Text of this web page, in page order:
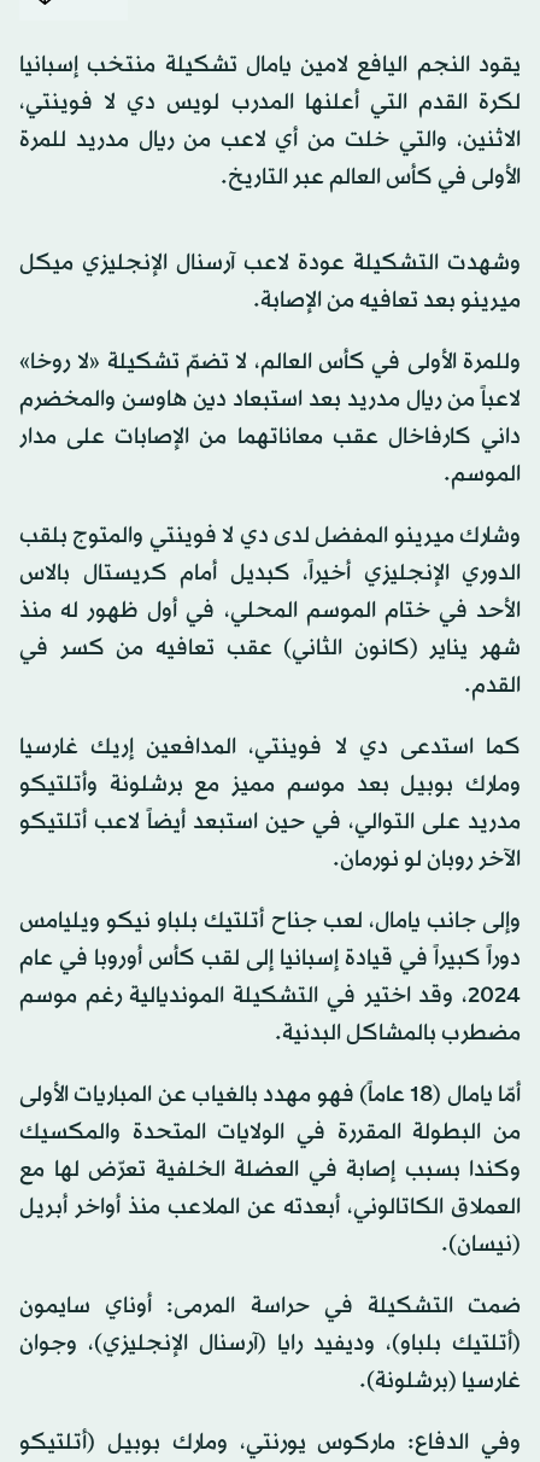
يقود النجم اليافع لامين يامال تشكيلة منتخب إسبانيا
لكرة القدم التي أعلنها المدرب لويس دي لا فوينتي،
الاثنين، والتي خلت من أي لاعب من ريال مدريد للمرة
الأولى في كأس العالم عبر التاريخ.
وشهدت التشكيلة عودة لاعب آرسنال الإنجليزي ميكل
ميرينو بعد تعافيه من الإصابة.
وللمرة الأولى في كأس العالم، لا تضمّ تشكيلة «لا روخا»
لاعباً من ريال مدريد بعد استبعاد دين هاوسن والمخضرم
داني كارفاخال عقب معاناتهما من الإصابات على مدار
الموسم.
وشارك ميرينو المفضل لدى دي لا فوينتي والمتوج بلقب
الدوري الإنجليزي أخيراً، كبديل أمام كريستال بالاس
الأحد في ختام الموسم المحلي، في أول ظهور له منذ
شهر يناير (كانون الثاني) عقب تعافيه من كسر في
القدم.
كما استدعى دي لا فوينتي، المدافعين إريك غارسيا
ومارك بوبيل بعد موسم مميز مع برشلونة وأتلتيكو
مدريد على التوالي، في حين استبعد أيضاً لاعب أتلتيكو
الآخر روبان لو نورمان.
وإلى جانب يامال، لعب جناح أتلتيك بلباو نيكو ويليامس
دوراً كبيراً في قيادة إسبانيا إلى لقب كأس أوروبا في عام
2024، وقد اختير في التشكيلة المونديالية رغم موسم
مضطرب بالمشاكل البدنية.
أمّا يامال (18 عاماً) فهو مهدد بالغياب عن المباريات الأولى
من البطولة المقررة في الولايات المتحدة والمكسيك
وكندا بسبب إصابة في العضلة الخلفية تعرّض لها مع
العملاق الكاتالوني، أبعدته عن الملاعب منذ أواخر أبريل
(نيسان).
ضمت التشكيلة في حراسة المرمى: أوناي سايمون
(أتلتيك بلباو)، وديفيد رايا (آرسنال الإنجليزي)، وجوان
غارسيا (برشلونة).
وفي الدفاع: ماركوس يورنتي، ومارك بوبيل (أتلتيكو